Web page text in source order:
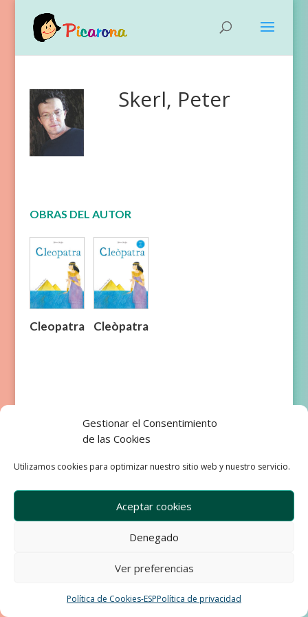
Gestionar el Consentimiento
de las Cookies
Utilizamos cookies para optimizar nuestro sitio web y nuestro servicio.
Aceptar cookies
Denegado
Ver preferencias
Política de Cookies-ESPPolítica de privacidad
Skerl, Peter
OBRAS DEL AUTOR
Cleopatra Cleòpatra
Empresa
Aviso Legal
Condiciones de Venta